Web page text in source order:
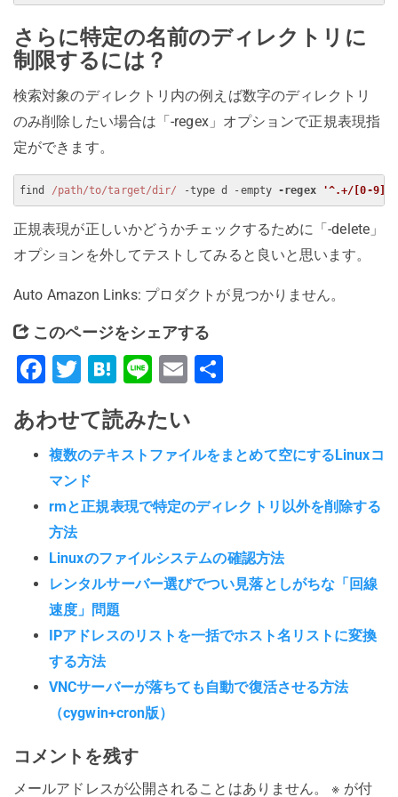
さらに特定の名前のディレクトリに
制限するには？
検索対象のディレクトリ内の例えば数字のディレクトリ
のみ削除したい場合は「-regex」オプションで正規表現指
定ができます。
find /path/to/target/dir/ -type d -empty -regex '^.+/[0-
正規表現が正しいかどうかチェックするために「-delete」
オプションを外してテストしてみると良いと思います。
Auto Amazon Links: プロダクトが見つかりません。
このページをシェアする
Facebook
Twitter
Hatena
LineEmail
あわせて読みたい
複数のテキストファイルをまとめて空にするLinuxコ
マンド
rmと正規表現で特定のディレクトリ以外を削除する
方法
Linuxのファイルシステムの確認方法
レンタルサーバー選びでつい見落としがちな「回線
速度」問題
IPアドレスのリストを一括でホスト名リストに変換
する方法
VNCサーバーが落ちても自動で復活させる方法
（cygwin+cron版）
コメントを残す
メールアドレスが公開されることはありません。 ※ が付